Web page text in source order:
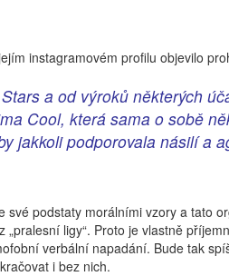
instagramovém profilu objevilo
a od výroků některých
Cool, která sama o sobě
jakkoli podporovala násilí a
podstaty morálními vzory a tato
ligy“. Proto je vlastně
verbální napadání. Bude tak
i bez nich.